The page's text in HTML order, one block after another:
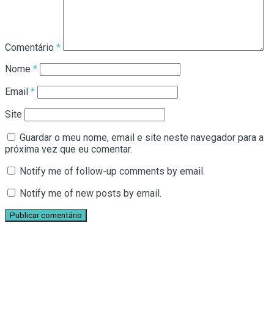
Comentário *
Nome *
Email *
Site
Guardar o meu nome, email e site neste navegador para a
próxima vez que eu comentar.
Notify me of follow-up comments by email.
Notify me of new posts by email.